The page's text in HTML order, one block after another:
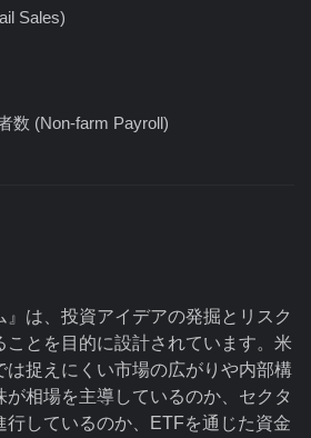
Sales)
数 (Non-farm Payroll)
』は、投資アイデアの発掘とリスク
ことを目的に設計されています。米
は捉えにくい市場の広がりや内部構
相場を主導しているのか、セクタ
行しているのか、ETFを通じた資金